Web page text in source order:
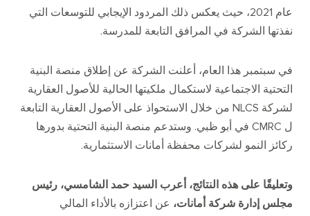
عام 2021، حيث يعكس ذلك المردود الإيجابي للتوسعات التي
نفذتها الشركة في المرافق التابعة للمدرسة.
في سبتمبر هذا العام، أعلنت الشركة عن إطلاق منصة البنية
التحتية الاجتماعية لاستكمال ملكيتها الحالية للأصول العقارية
لشركة NLCS من خلال الاستحواذ على الأصول العقارية التابعة
ل CMRC في أبو ظبي. وستدعم منصة البنية التحتية بدورها
ركائز النمو لشركات محفظة أمانات الاستثمارية.
وتعليقًا على هذه النتائج، أعرب السيد حمد الشامسي، رئيس
مجلس إدارة شركة أمانات، عن اعتزازه بالأداء المالي